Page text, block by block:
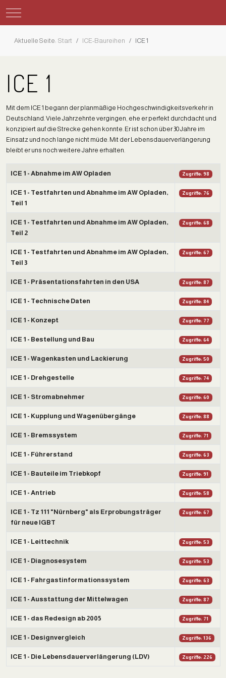
Mobile Menu Toggle
Aktuelle Seite: Start ICE-Baureihen ICE 1
ICE 1
Mit dem ICE 1 begann der planmäßige Hochgeschwindigkeitsverkehr in
Deutschland. Viele Jahrzehnte vergingen, ehe er perfekt durchdacht und
konzipiert auf die Strecke gehen konnte. Er ist schon über 30 Jahre im
Einsatz und noch lange nicht müde. Mit der Lebensdauerverlängerung
bleibt er uns noch weitere Jahre erhalten.
Titel Zugriffe
ICE 1 - Abnahme im AW Opladen Zugriffe: 98
ICE 1 - Testfahrten und Abnahme im AW Opladen,
Teil 1
Zugriffe: 76
ICE 1 - Testfahrten und Abnahme im AW Opladen,
Teil 2
Zugriffe: 68
ICE 1 - Testfahrten und Abnahme im AW Opladen,
Teil 3
Zugriffe: 67
ICE 1 - Präsentationsfahrten in den USA Zugriffe: 87
ICE 1 - Technische Daten Zugriffe: 84
ICE 1 - Konzept Zugriffe: 77
ICE 1 - Bestellung und Bau Zugriffe: 64
ICE 1 - Wagenkasten und Lackierung Zugriffe: 50
ICE 1 - Drehgestelle Zugriffe: 74
ICE 1 - Stromabnehmer Zugriffe: 60
ICE 1 - Kupplung und Wagenübergänge Zugriffe: 88
ICE 1 - Bremssystem Zugriffe: 71
ICE 1 - Führerstand Zugriffe: 63
ICE 1 - Bauteile im Triebkopf Zugriffe: 91
ICE 1 - Antrieb Zugriffe: 58
ICE 1 - Tz 111 "Nürnberg" als Erprobungsträger
für neue IGBT
Zugriffe: 67
ICE 1 - Leittechnik Zugriffe: 53
ICE 1 - Diagnosesystem Zugriffe: 53
ICE 1 - Fahrgastinformationssystem Zugriffe: 63
ICE 1 - Ausstattung der Mittelwagen Zugriffe: 87
ICE 1 - das Redesign ab 2005 Zugriffe: 71
ICE 1 - Designvergleich Zugriffe: 136
ICE 1 - Die Lebensdauerverlängerung (LDV) Zugriffe: 226